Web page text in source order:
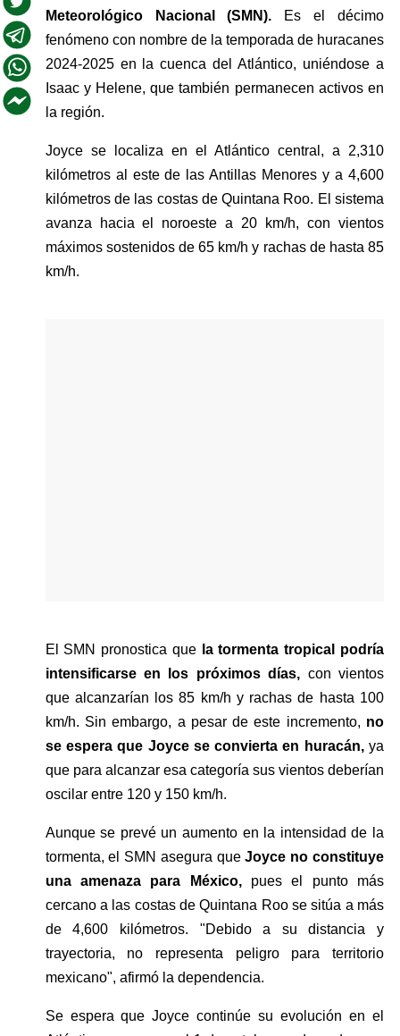
Meteorológico Nacional (SMN).
Es el décimo
fenómeno con nombre de la temporada de huracanes
2024-2025 en la cuenca del Atlántico, uniéndose a
Isaac y Helene, que también permanecen activos en
la región.
Joyce se localiza en el Atlántico central, a 2,310
kilómetros al este de las Antillas Menores y a 4,600
kilómetros de las costas de Quintana Roo. El sistema
avanza hacia el noroeste a 20 km/h, con vientos
máximos sostenidos de 65 km/h y rachas de hasta 85
km/h.
El SMN pronostica que la tormenta tropical podría
intensificarse en los próximos días, con vientos
que alcanzarían los 85 km/h y rachas de hasta 100
km/h. Sin embargo, a pesar de este incremento, no
se espera que Joyce se convierta en huracán, ya
que para alcanzar esa categoría sus vientos deberían
oscilar entre 120 y 150 km/h.
Aunque se prevé un aumento en la intensidad de la
tormenta, el SMN asegura que Joyce no constituye
una amenaza para México, pues el punto más
cercano a las costas de Quintana Roo se sitúa a más
de 4,600 kilómetros. "Debido a su distancia y
trayectoria, no representa peligro para territorio
mexicano", afirmó la dependencia.
Se espera que Joyce continúe su evolución en el